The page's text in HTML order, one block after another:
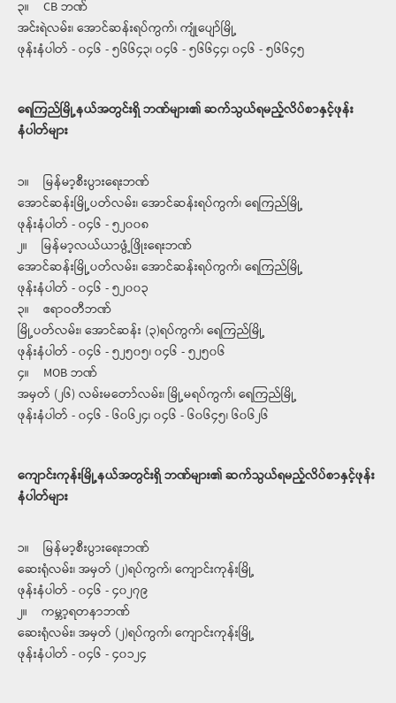
၃။ CB ဘဏ်
အင်းရဲလမ်း၊ အောင်ဆန်းရပ်ကွက်၊ ကျုံပျော်မြို့
ဖုန်းနံပါတ် - ၀၄၆ - ၅၆၆၄၃၊ ၀၄၆ - ၅၆၆၄၄၊ ၀၄၆ - ၅၆၆၄၅
ရေကြည်မြို့နယ်အတွင်းရှိ ဘဏ်များ၏ ဆက်သွယ်ရမည့်လိပ်စာနှင့်ဖုန်း
နံပါတ်များ
၁။ မြန်မာ့စီးပွားရေးဘဏ်
အောင်ဆန်းမြို့ပတ်လမ်း၊ အောင်ဆန်းရပ်ကွက်၊ ရေကြည်မြို့
ဖုန်းနံပါတ် - ၀၄၆ - ၅၂၀၀၈
၂။ မြန်မာ့လယ်ယာဖွံ့ဖြိုးရေးဘဏ်
အောင်ဆန်းမြို့ပတ်လမ်း၊ အောင်ဆန်းရပ်ကွက်၊ ရေကြည်မြို့
ဖုန်းနံပါတ် - ၀၄၆ - ၅၂၀၀၃
၃။ ဧရာဝတီဘဏ်
မြို့ပတ်လမ်း၊ အောင်ဆန်း (၃)ရပ်ကွက်၊ ရေကြည်မြို့
ဖုန်းနံပါတ် - ၀၄၆ - ၅၂၅၀၅၊ ၀၄၆ - ၅၂၅၀၆
၄။ MOB ဘဏ်
အမှတ် (၂၆) လမ်းမ​တော်လမ်း၊ မြို့မရပ်ကွက်၊ ရေကြည်မြို့
ဖုန်းနံပါတ် - ၀၄၆ - ၆၀၆၂၄၊ ၀၄၆ - ၆၀၆၄၅၊ ၆၀၆၂၆
ကျောင်းကုန်းမြို့နယ်အတွင်းရှိ ဘဏ်များ၏ ဆက်သွယ်ရမည့်လိပ်စာနှင့်ဖုန်း
နံပါတ်များ
၁။ မြန်မာ့စီးပွားရေးဘဏ်
ဆေးရုံလမ်း၊ အမှတ် (၂)ရပ်ကွက်၊ ကျောင်းကုန်းမြို့
ဖုန်းနံပါတ် - ၀၄၆ - ၄၀၂၇၉
၂။ ကမ္ဘာ့ရတနာဘဏ်
ဆေးရုံလမ်း၊ အမှတ် (၂)ရပ်ကွက်၊ ကျောင်းကုန်းမြို့
ဖုန်းနံပါတ် - ၀၄၆ - ၄၀၁၂၄